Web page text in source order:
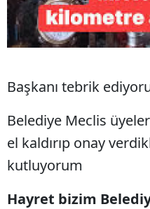
Başkanı tebrik
Belediye Meclis
el kaldırıp onay
kutluyorum
Hayret bizim